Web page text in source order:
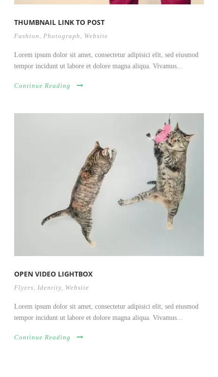
THUMBNAIL LINK TO POST
Fashion , Photograph , Website
Lorem ipsum dolor sit amet, consectetur adipisici elit, sed eiusmod
tempor incidunt ut labore et dolore magna aliqua. Vivamus...
Continue Reading
OPEN VIDEO LIGHTBOX
Flyers Identity Website
Lorem ipsum dolor sit amet, consectetur adipisici elit, sed eiusmod
tempor incidunt ut labore et dolore magna aliqua. Vivamus...
Continue Reading